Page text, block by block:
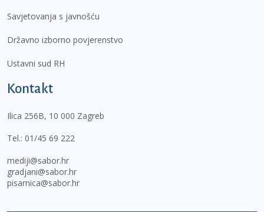
Savjetovanja s javnošću
Državno izborno povjerenstvo
Ustavni sud RH
Kontakt
Ilica 256B, 10 000 Zagreb
Tel.: 01/45 69 222
mediji@sabor.hr
gradjani@sabor.hr
pisarnica@sabor.hr